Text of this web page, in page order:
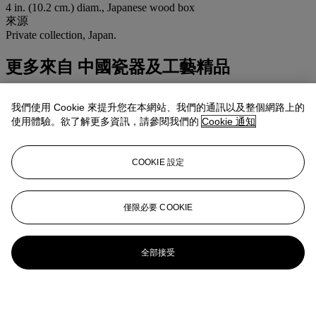
4 in. (10.2 cm.) diam., Japanese wood box
來源
Private collection, Japan.
更多來自 中國瓷器及工藝精品
查看全部
我們使用 Cookie 來提升您在本網站、我們的通訊以及整個網路上的
使用體驗。欲了解更多資訊，請參閱我們的 Cookie 通知
COOKIE 設定
僅限必要 COOKIE
全部接受